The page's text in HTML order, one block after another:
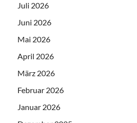
Juli 2026
Juni 2026
Mai 2026
April 2026
März 2026
Februar 2026
Januar 2026